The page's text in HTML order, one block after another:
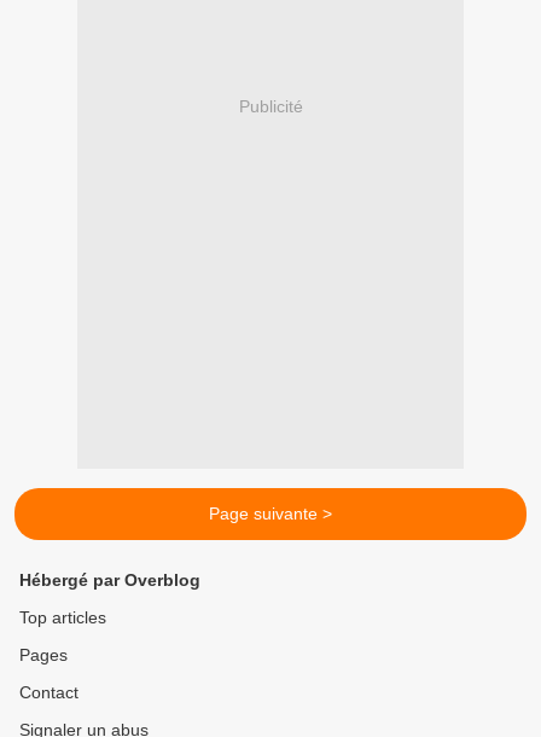
Publicité
Page suivante >
Hébergé par Overblog
Top articles
Pages
Contact
Signaler un abus